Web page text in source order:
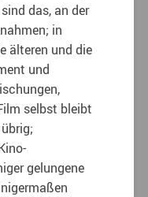
das, an der
in
älteren und die
und
selbst bleibt
gelungene